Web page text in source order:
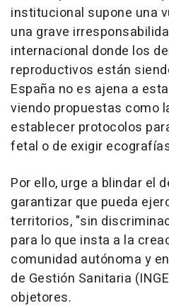
institucional supone una
una grave
internacional donde los
reproductivos están
España no es ajena a
viendo propuestas como
establecer protocolos
fetal o de exigir
Por ello, urge a blindar el
garantizar que pueda
territorios, "sin
para lo que insta a la
comunidad autónoma y
de Gestión Sanitaria
objetores.